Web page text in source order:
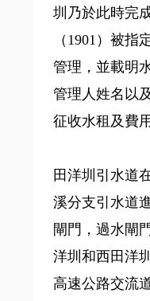
圳乃於此時完
（1901）被
管理，並載明
管理人姓名以
征收水租及費用
田洋圳引水道
溪分支引水道
閘門，過水閘
洋圳和西田洋
高速公路交流